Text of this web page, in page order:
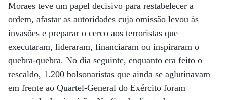
Moraes teve um papel decisivo para restabelecer a
ordem, afastar as autoridades cuja omissão levou às
invasões e preparar o cerco aos terroristas que
executaram, lideraram, financiaram ou inspiraram o
quebra-quebra. No dia seguinte, enquanto era feito o
rescaldo, 1.200 bolsonaristas que ainda se aglutinavam
em frente ao Quartel-General do Exército foram